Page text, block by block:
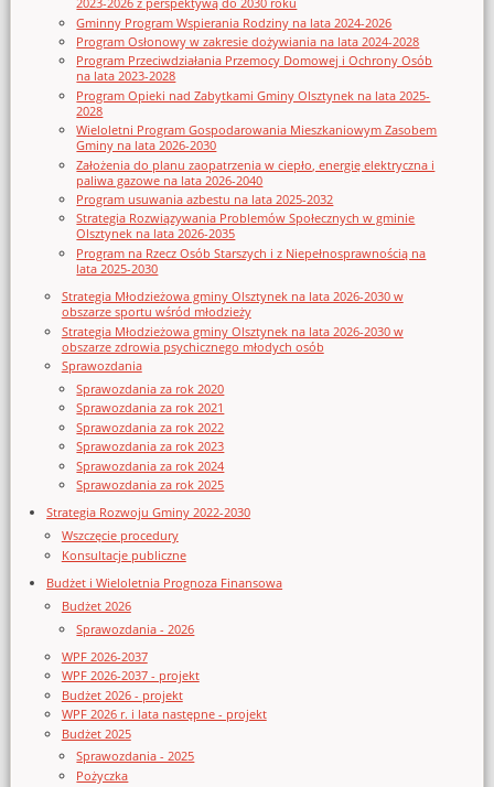
Gminny Program Wspierania Rodziny na lata 2024-2026
Program Osłonowy w zakresie dożywiania na lata 2024-2028
Program Przeciwdziałania Przemocy Domowej i Ochrony Osób
na lata 2023-2028
Program Opieki nad Zabytkami Gminy Olsztynek na lata 2025-
2028
Wieloletni Program Gospodarowania Mieszkaniowym Zasobem
Gminy na lata 2026-2030
Założenia do planu zaopatrzenia w ciepło, energię elektryczna i
paliwa gazowe na lata 2026-2040
Program usuwania azbestu na lata 2025-2032
Strategia Rozwiązywania Problemów Społecznych w gminie
Olsztynek na lata 2026-2035
Program na Rzecz Osób Starszych i z Niepełnosprawnością na
lata 2025-2030
Strategia Młodzieżowa gminy Olsztynek na lata 2026-2030 w
obszarze sportu wśród młodzieży
Strategia Młodzieżowa gminy Olsztynek na lata 2026-2030 w
obszarze zdrowia psychicznego młodych osób
Sprawozdania
Sprawozdania za rok 2020
Sprawozdania za rok 2021
Sprawozdania za rok 2022
Sprawozdania za rok 2023
Sprawozdania za rok 2024
Sprawozdania za rok 2025
Strategia Rozwoju Gminy 2022-2030
Wszczęcie procedury
Konsultacje publiczne
Budżet i Wieloletnia Prognoza Finansowa
Budżet 2026
Sprawozdania - 2026
WPF 2026-2037
WPF 2026-2037 - projekt
Budżet 2026 - projekt
WPF 2026 r. i lata następne - projekt
Budżet 2025
Sprawozdania - 2025
Pożyczka